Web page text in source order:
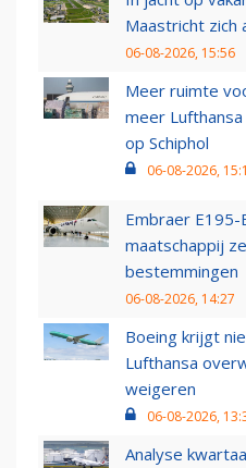
Maastricht zich
06-08-2026, 15:56
Meer ruimte
meer
op Schiphol
06-08-2026,
Embraer E195-
maatschappij
bestemmingen
06-08-2026, 14:27
Boeing krijgt
Lufthansa
weigeren
06-08-2026,
Analyse